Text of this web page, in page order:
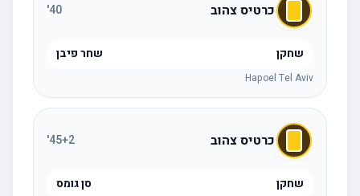
כרטיס צהוב 40
'
שחקן שחר פיבן
Hapoel Tel Aviv
כרטיס צהוב 45+2
'
שחקן סן גומס